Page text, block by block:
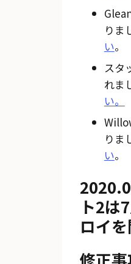
りま
い。
スタ
れま
い。
りま
い。
ト2は
ロイ
修正